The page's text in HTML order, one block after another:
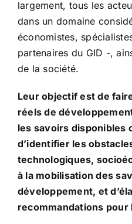
largement, tous les
dans un domaine
économistes,
partenaires du GID -,
de la société.
Leur objectif est de
réels de
les savoirs disponibles
d’identifier les
technologiques,
à la mobilisation des
développement, et
recommandations pour